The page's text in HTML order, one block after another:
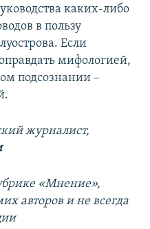
каких-либо
в пользу
Если
мифологией,
подсознании –
журналист,
«Мнение»,
авторов и не всегда